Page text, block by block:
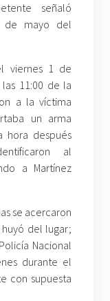
señaló
de mayo del
viernes 1 de
11:00 de la
a la víctima
un arma
hora después
al
a Martínez
se acercaron
del lugar;
Nacional
durante el
con supuesta